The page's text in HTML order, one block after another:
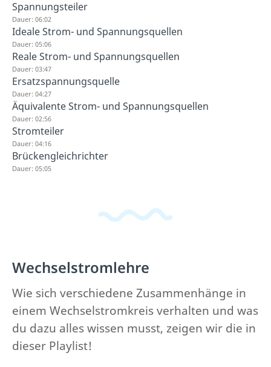
Spannungsteiler
Dauer: 06:02
Ideale Strom- und Spannungsquellen
Dauer: 05:06
Reale Strom- und Spannungsquellen
Dauer: 03:47
Ersatzspannungsquelle
Dauer: 04:27
Äquivalente Strom- und Spannungsquellen
Dauer: 02:56
Stromteiler
Dauer: 04:16
Brückengleichrichter
Dauer: 05:05
Wechselstromlehre
Wie sich verschiedene Zusammenhänge in
einem Wechselstromkreis verhalten und was
du dazu alles wissen musst, zeigen wir die in
dieser Playlist!